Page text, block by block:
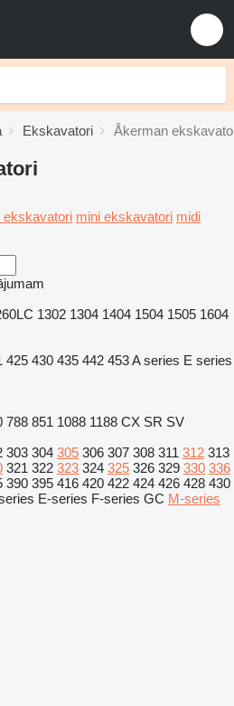
Ekskavatori Åkerman
ekskavatori mini ekskavatori midi
1302 1304 1404 1504 1505 1604
425 430 435 442 453A series E series
788 851 1088 1188 CX SR SV
303 304 305 306 307 308 311 312 313
321 322 323 324 325 326 329 330 336
390 395 416 420 422 424 426 428 430
E-series F-series GC M-series